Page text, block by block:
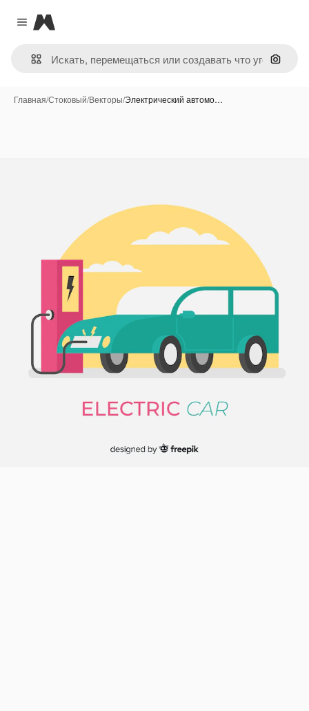
Close menu
Magnific
Поиск
Главная/Стоковый/Векторы/Электрический автомо…